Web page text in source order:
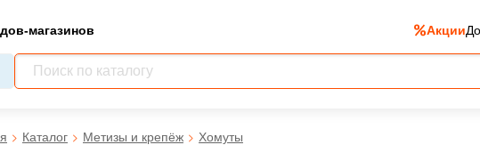
магазинов Акции
Каталог Метизы и крепёж Хомуты